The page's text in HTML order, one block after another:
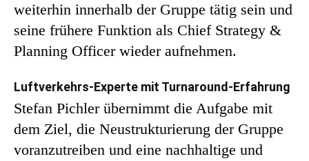
weiterhin innerhalb der Gruppe tätig sein und
seine frühere Funktion als Chief Strategy &
Planning Officer wieder aufnehmen.
Luftverkehrs-Experte mit Turnaround-Erfahrung
Stefan Pichler übernimmt die Aufgabe mit
dem Ziel, die Neustrukturierung der Gruppe
voranzutreiben und eine nachhaltige und